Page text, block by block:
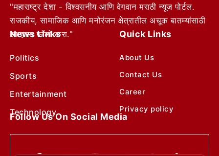
"महाराष्ट्र देशा - विश्वसनीय आणि वेगवान मराठी न्यूज पोर्टल.
राजकीय, सामाजिक आणि मनोरंजन क्षेत्रातील अचूक बातम्यांसाठी
आम्हाला फॉलो करा."
News Links
Politics
Sports
Entertainment
Technology
Quick Links
About Us
Contact Us
Career
Privacy policy
Follow Us On Social Media